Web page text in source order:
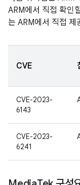
ARM에서 직접 확인
는 ARM에서 직접 제
CVE
CVE-2023-
6143
CVE-2023-
6241